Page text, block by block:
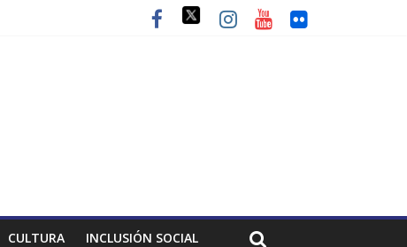
CULTURA INCLUSIÓN SOCIAL